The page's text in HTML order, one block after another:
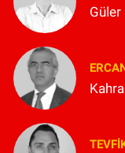
Güler